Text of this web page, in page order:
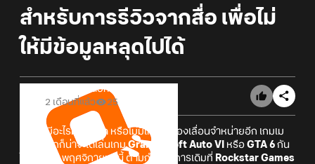
สำหรับการรีวิวจากสื่อ เพื่อไม่
ให้มีข้อมูลหลุดไปได้
Online Station
2 เดือนที่แล้ว
25
หากไม่มีอะไรผิดพลาด หรือไม่มีเหตุให้ต้องเลื่อนจำหน่ายอีก เกมเม
อร์ทั่วโลกก็น่าจะได้เล่นเกมGrand Theft Auto VI หรือ GTA 6 กัน
ในวันที่ 19 พฤศจิกายนปีนี้ ตามกำหนดการเดิมที่ Rockstar Games